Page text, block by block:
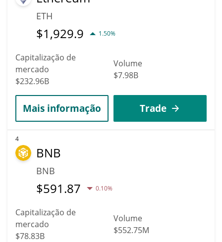
ETH
$1,929.9 1.50%
Capitalização de
mercado
$232.96B
Volume
$7.98B
Mais informação Trade
4
BNB
BNB
$591.87 0.10%
Capitalização de
mercado
$78.83B
Volume
$552.75M